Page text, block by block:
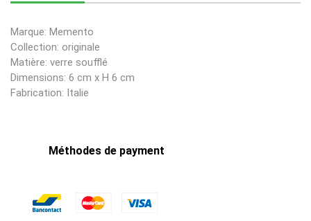
Marque: Memento
Collection: originale
Matière: verre soufflé
Dimensions: 6 cm x H 6 cm
Fabrication: Italie
Méthodes de payment